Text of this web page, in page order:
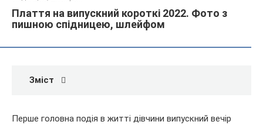
Плаття на випускний короткі 2022. Фото з
пишною спідницею, шлейфом
Зміст
Перше головна подія в житті дівчини випускний вечір